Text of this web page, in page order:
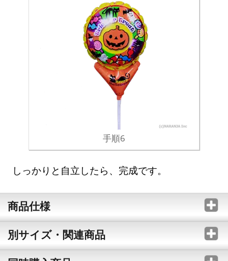
手順6
しっかりと自立したら、完成です。
商品仕様
別サイズ・関連商品